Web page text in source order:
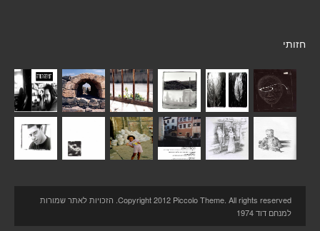
חזותי
Copyright 2012 Piccolo Theme. All rights reserved. הזכויות לאתר שמורות
למנחם דוד 1974